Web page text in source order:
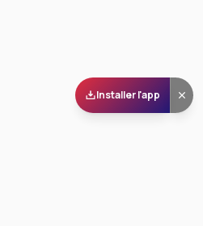
Installer l'app